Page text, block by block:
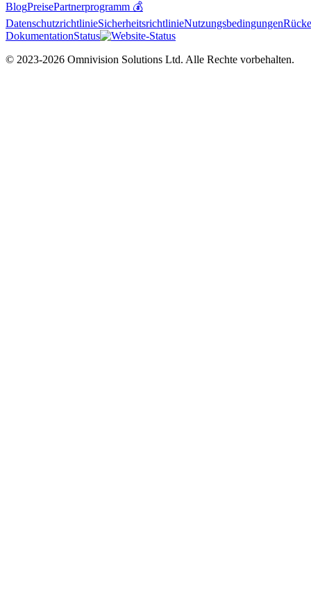
BlogPreisePartnerprogramm 💰
DatenschutzrichtlinieSicherheitsrichtlinieNutzungsbedingungen
DokumentationStatus
© 2023-2026 Omnivision Solutions Ltd. Alle Rechte vorbehalten.